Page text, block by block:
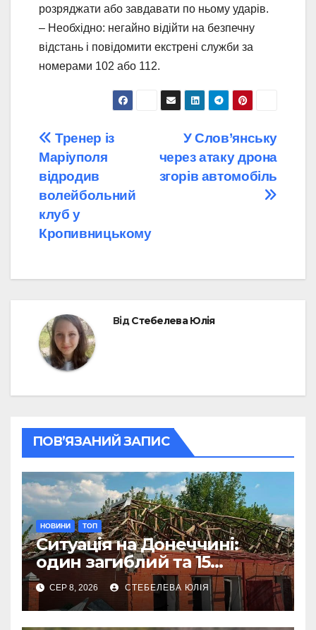
розряджати або завдавати по ньому ударів.
– Необхідно: негайно відійти на безпечну
відстань і повідомити екстрені служби за
номерами 102 або 112.
Навігація
записів
У Слов’янську
через атаку дрона
згорів автомобіль
Тренер із
Маріуполя
відродив
волейбольний
клуб у
Кропивницькому
ВідСтебелева Юлія
ПОВ’ЯЗАНИЙ ЗАПИС
НОВИНИ ТОП
Ситуація на Донеччині:
один загиблий та 15
поранених за добу
СЕР 8, 2026 СТЕБЕЛЕВА ЮЛІЯ